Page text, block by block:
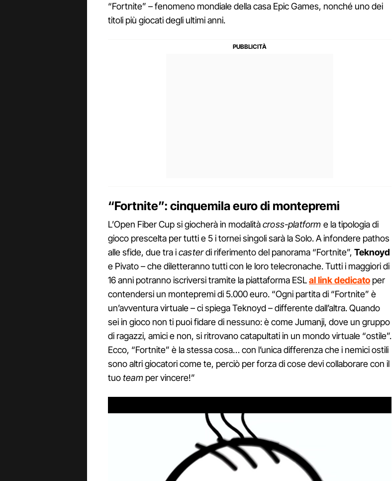
“Fortnite” – fenomeno mondiale della casa Epic Games, nonché uno dei
titoli più giocati degli ultimi anni.
“Fortnite”: cinquemila euro di montepremi
L’Open Fiber Cup si giocherà in modalitàcross-platform e la tipologia di
gioco prescelta per tutti e 5 i tornei singoli sarà la Solo. A infondere pathos
alle sfide, due tra icasterdi riferimento del panorama “Fortnite”,Teknoyd
e Pivato – che diletteranno tutti con le loro telecronache. Tutti i maggiori di
16 anni potranno iscriversi tramite la piattaforma ESLal link dedicato per
contendersi un montepremi di 5.000 euro. “Ogni partita di “Fortnite” è
un’avventura virtuale – ci spiega Teknoyd – differente dall’altra. Quando
sei in gioco non ti puoi fidare di nessuno: è come Jumanji, dove un gruppo
di ragazzi, amici e non, si ritrovano catapultati in un mondo virtuale “ostile”.
Ecco, “Fortnite” è la stessa cosa… con l’unica differenza che i nemici ostili
sono altri giocatori come te, perciò per forza di cose devi collaborare con il
tuoteamper vincere!”